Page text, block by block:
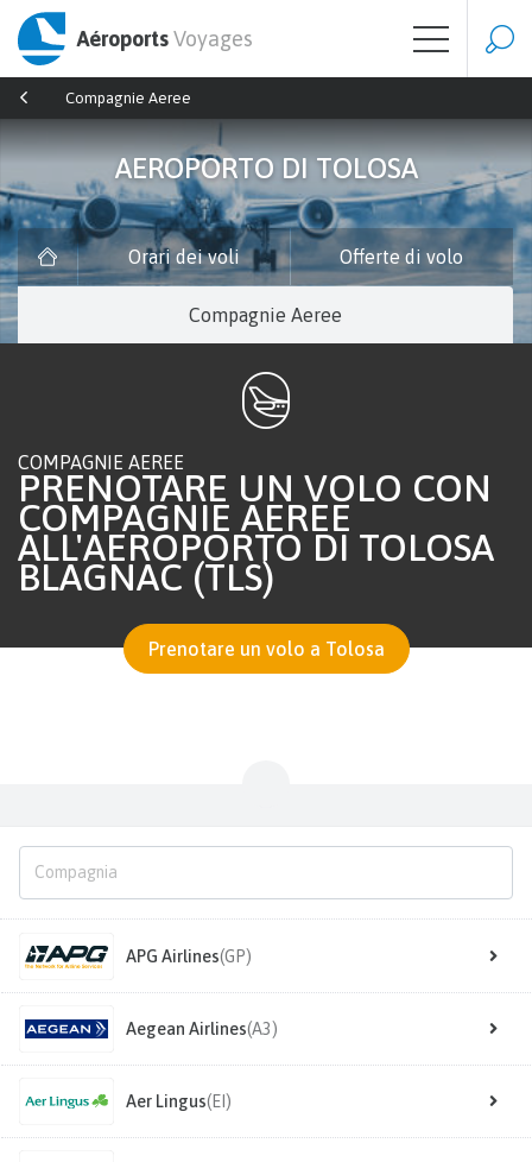
AéroportsVoyages
Compagnie Aeree
AEROPORTO DI TOLOSA
Orari dei voli Offerte di volo
Compagnie Aeree
COMPAGNIE AEREE
PRENOTARE UN VOLO CON
COMPAGNIE AEREE
ALL'AEROPORTO DI TOLOSA
BLAGNAC (TLS)
Prenotare un volo a Tolosa
APG Airlines(GP)
Aegean Airlines(A3)
Aer Lingus(EI)